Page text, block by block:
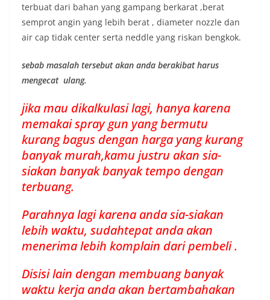
terbuat dari bahan yang gampang berkarat ,berat
semprot angin yang lebih berat , diameter nozzle dan
air cap tidak center serta neddle yang riskan bengkok.
sebab masalah tersebut akan anda berakibat harus
mengecat ulang.
jika mau dikalkulasi lagi, hanya karena
memakai spray gun yang bermutu
kurang bagus dengan harga yang kurang
banyak murah,kamu justru akan sia-
siakan banyak banyak tempo dengan
terbuang.
Parahnya lagi karena anda sia-siakan
lebih waktu, sudahtepat anda akan
menerima lebih komplain dari pembeli .
Disisi lain dengan membuang banyak
waktu kerja anda akan bertambahakan